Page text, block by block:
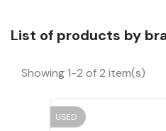
List of products by
Showing 1-2 of 2 item(s)
USED